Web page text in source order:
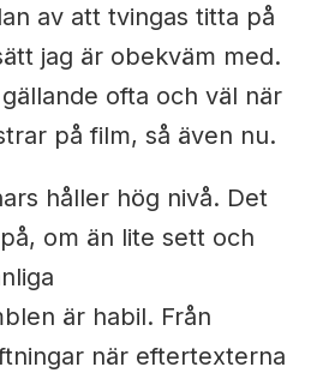
av att tvingas titta på
jag är obekväm med.
ofta och väl när
på film, så även nu.
håller hög nivå. Det
om än lite sett och
är habil. Från
när eftertexterna